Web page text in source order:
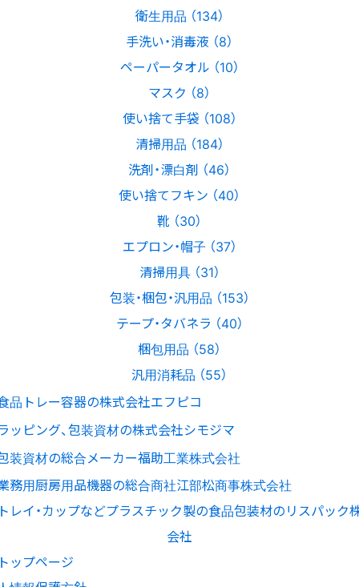
衛生用品 （134）
手洗い・消毒液 （8）
ペーパータオル （10）
マスク （8）
使い捨て手袋 （108）
清掃用品 （184）
洗剤・漂白剤 （46）
使い捨てフキン （40）
靴 （30）
エプロン・帽子 （37）
清掃用具 （31）
包装・梱包・汎用品 （153）
テープ・タバネラ （40）
梱包用品 （58）
汎用消耗品 （55）
ップページ